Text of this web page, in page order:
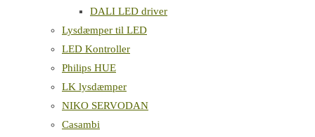
DALI LED driver
Lysdæmper til LED
LED Kontroller
Philips HUE
LK lysdæmper
NIKO SERVODAN
Casambi